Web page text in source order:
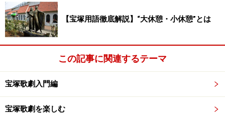
【宝塚用語徹底解説】“大休憩・小休憩”とは
この記事に関連するテーマ
宝塚歌劇入門編
宝塚歌劇を楽しむ